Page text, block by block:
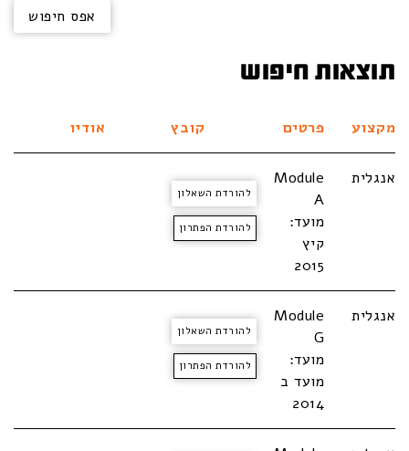
תוצאות חיפוש
מקצוע פרטים קובץ אודיו
אנגלית
Module
A
מועד:
קיץ
2015
להורדת השאלון
להורדת הפתרון
אנגלית
Module
G
מועד:
מועד ב
2014
להורדת השאלון
להורדת הפתרון